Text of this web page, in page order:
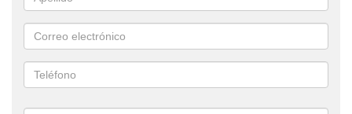
PILETAS PETROLERAS
GUINCHES PETROLEROS MAQUINAS VIALES
TRANSPORTE DE GRUPOS ELECTROGENOS
TRANSPORTE DE GENERADORES